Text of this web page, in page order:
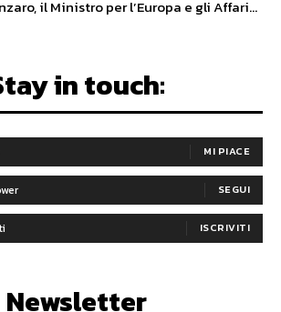
il Ministro per l’Europa e gli Affari...
in touch:
MI PIACE
SEGUI
ISCRIVITI
Newsletter